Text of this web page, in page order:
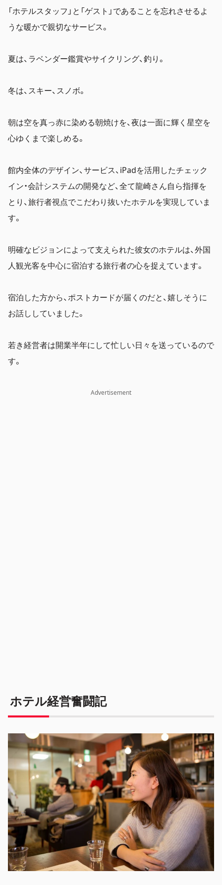
「ホテルスタッフ」と「ゲスト」であることを忘れさせるよ
うな暖かで親切なサービス。
夏は、ラベンダー鑑賞やサイクリング、釣り。
冬は、スキー、スノボ。
朝は空を真っ赤に染める朝焼けを、夜は一面に輝く星空を
心ゆくまで楽しめる。
館内全体のデザイン、サービス、iPadを活用したチェック
イン・会計システムの開発など、全て龍崎さん自ら指揮を
とり、旅行者視点でこだわり抜いたホテルを実現していま
す。
明確なビジョンによって支えられた彼女のホテルは、外国
人観光客を中心に宿泊する旅行者の心を捉えています。
宿泊した方から、ポストカードが届くのだと、嬉しそうに
お話ししていました。
若き経営者は開業半年にして忙しい日々を送っているので
す。
Advertisement
ホテル経営奮闘記